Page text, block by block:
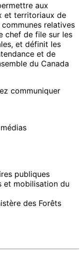
aux
et territoriaux de
relatives
chef de file sur les
et définit les
et de
du Canada
communiquer
publiques
et mobilisation du
des Forêts